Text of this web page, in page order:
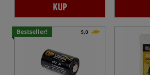
KUP
Bestseller! 5,0